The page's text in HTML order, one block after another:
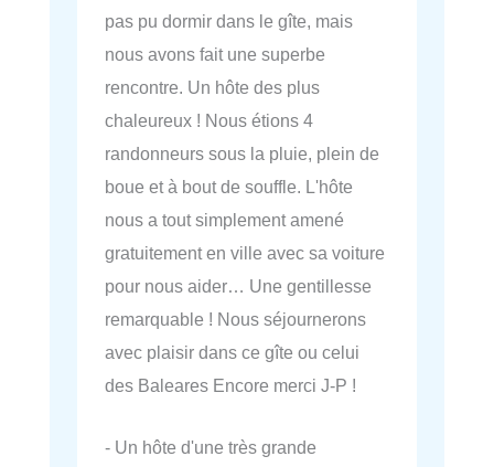
pas pu dormir dans le gîte, mais
nous avons fait une superbe
rencontre. Un hôte des plus
chaleureux ! Nous étions 4
randonneurs sous la pluie, plein de
boue et à bout de souffle. L'hôte
nous a tout simplement amené
gratuitement en ville avec sa voiture
pour nous aider… Une gentillesse
remarquable ! Nous séjournerons
avec plaisir dans ce gîte ou celui
des Baleares Encore merci J-P !
- Un hôte d'une très grande